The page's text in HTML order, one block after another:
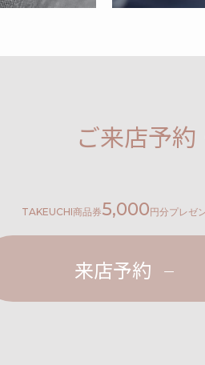
ご来店予
TAKEUCHI商品券5,000 円分プレゼ
来店予約